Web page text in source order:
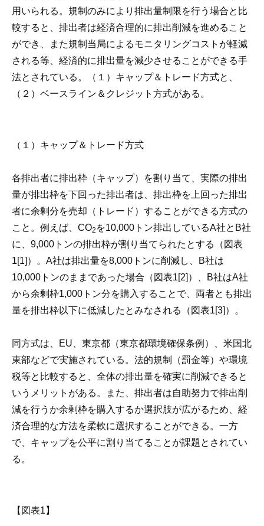
用いられる。規制のみにより排出量制限を行う場合と比
較すると、排出者は経済合理的に排出削減を進めること
ができ、また規制当局によるモニタリングコストが軽減
される等、経済的に排出量を減少させることができる手
法とされている。（１）キャップ＆トレード方式と、
（２）ベースライン＆クレジット方式がある。
（１）キャップ＆トレード方式
各排出者に排出枠（キャップ）を割り当て、実際の排出
量が排出枠を下回った排出者は、排出枠を上回った排出
者に余剰分を売却（トレード）することができる方式の
こと。例えば、CO2 を10,000トン排出しているA社とB社
に、9,000トンの排出枠が割り当てられたとする（図表
1[1]）。A社は排出量を8,000トンに削減し、B社は
10,000トンのままであった場合（図表1[2]）、B社はA社
から余剰枠1,000トン分を購入することで、両者とも排出
量を排出枠以下に低減したとみなされる（図表1[3]）。
同方式は、EU、東京都（東京都環境確保条例）、米国北
東部などで実施されている。法的規制（罰金等）や環境
税等と比較すると、全体の排出量を確実に削減できると
いうメリットがある。また、排出者は自助努力で排出削
減を行うか余剰枠を購入するか選択肢が広がるため、経
済合理的な方法を柔軟に選択することができる。一方
で、キャップを公平に割り当てることが課題とされてい
る。
【図表1】